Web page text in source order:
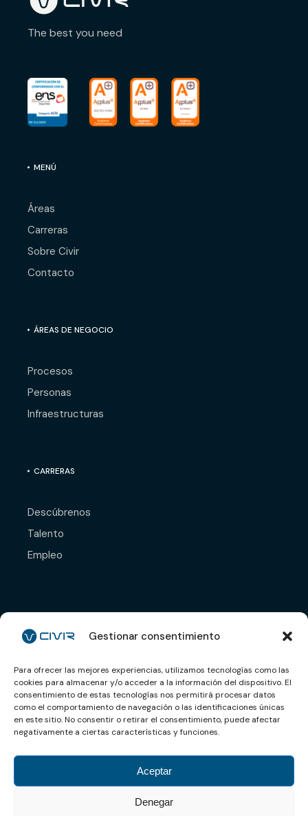
Gestionar consentimiento
Para ofrecer las mejores experiencias, utilizamos tecnologías como las
cookies para almacenar y/o acceder a la información del dispositivo. El
consentimiento de estas tecnologías nos permitirá procesar datos
como el comportamiento de navegación o las identificaciones únicas
en este sitio. No consentir o retirar el consentimiento, puede afectar
negativamente a ciertas características y funciones.
Aceptar
Denegar
The best you need
MENÚ
Áreas
Carreras
Sobre Civir
Contacto
ÁREAS DE NEGOCIO
Procesos
Personas
Infraestructuras
CARRERAS
Descúbrenos
Talento
Empleo
Déjanos tu CV y nos
pondremos en contacto
contigo.
Enviar CV